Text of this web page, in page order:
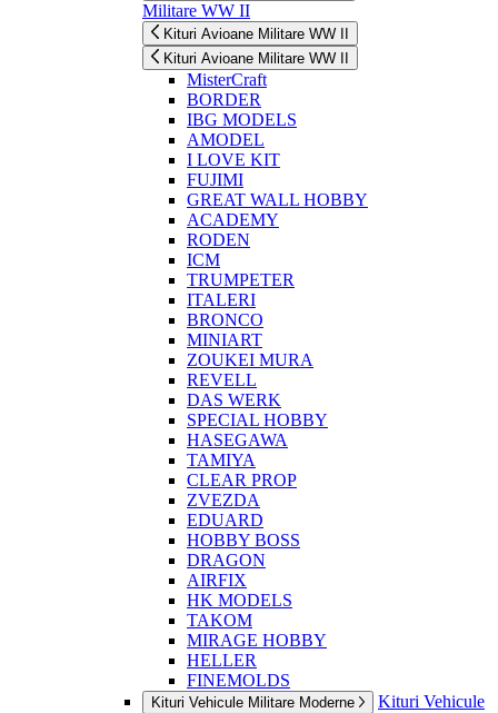
Militare WW II
Kituri Avioane Militare WW II
Kituri Avioane Militare WW II
MisterCraft
BORDER
IBG MODELS
AMODEL
I LOVE KIT
FUJIMI
GREAT WALL HOBBY
ACADEMY
RODEN
ICM
TRUMPETER
ITALERI
BRONCO
MINIART
ZOUKEI MURA
REVELL
DAS WERK
SPECIAL HOBBY
HASEGAWA
TAMIYA
CLEAR PROP
ZVEZDA
EDUARD
HOBBY BOSS
DRAGON
AIRFIX
HK MODELS
TAKOM
MIRAGE HOBBY
HELLER
FINEMOLDS
Kituri Vehicule Militare Moderne
Kituri Vehicule